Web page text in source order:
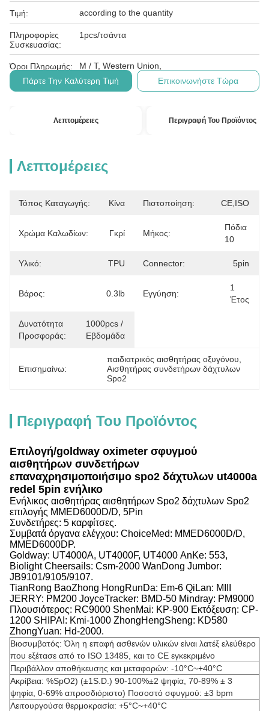
Τιμή: according to the quantity
Πληροφορίες
Συσκευασίας:
1pcs/τσάντα
Όροι Πληρωμής:
Μ / Τ, Western Union,
Πάρτε Την Καλύτερη Τιμή
Επικοινωνήστε Τώρα
Λεπτομέρειες Περιγραφή Του Προϊόντος
Λεπτομέρειες
Τόπος Καταγωγής: Κίνα Πιστοποίηση: CE,ISO
Χρώμα Καλωδίων: Γκρί Μήκος:
Πόδια
10
Υλικό: TPU Connector: 5pin
Βάρος: 0.3lb Εγγύηση:
1
Έτος
Δυνατότητα
Προσφοράς:
1000pcs /
Εβδομάδα
Επισημαίνω:
παιδιατρικός αισθητήρας οξυγόνου
Αισθητήρας συνδετήρων δάχτυλων
Spo2
Περιγραφή Του Προϊόντος
Επιλογή/goldway oximeter σφυγμού
αισθητήρων συνδετήρων
επαναχρησιμοποιήσιμο spo2 δάχτυλων ut4000a
redel 5pin ενήλικο
Ενήλικος αισθητήρας αισθητήρων Spo2 δάχτυλων Spo2
επιλογής MMED6000D/D, 5Pin
Συνδετήρες: 5 καρφίτσες.
Συμβατά όργανα ελέγχου: ChoiceMed: MMED6000D/D,
MMED6000DP.
Goldway: UT4000A, UT4000F, UT4000 AnKe: 553,
Biolight Cheersails: Csm-2000 WanDong Jumbor:
JB9101/9105/9107.
TianRong BaoZhong HongRunDa: Em-6 QiLan: MIII
JERRY: PM200 JoyceTracker: BMD-50 Mindray: PM9000
Πλουσιότερος: RC9000 ShenMai: KP-900 Εκτόξευση: CP-
1200 SHIPAI: Kmi-1000 ZhongHengSheng: KD580
ZhongYuan: Hd-2000.
Βιοσυμβατός: Όλη η επαφή ασθενών υλικών είναι λατέξ ελεύθερο
που εξέτασε από το ISO 13485, και το CE εγκεκριμένο
Περιβάλλον αποθήκευσης και μεταφορών: -10°C~+40°C
Ακρίβεια: %SpO2) (±1S.D.) 90-100%±2 ψηφία, 70-89% ± 3
ψηφία, 0-69% απροσδιόριστο) Ποσοστό σφυγμού: ±3 bpm
Λειτουργούσα θερμοκρασία: +5°C~+40°C